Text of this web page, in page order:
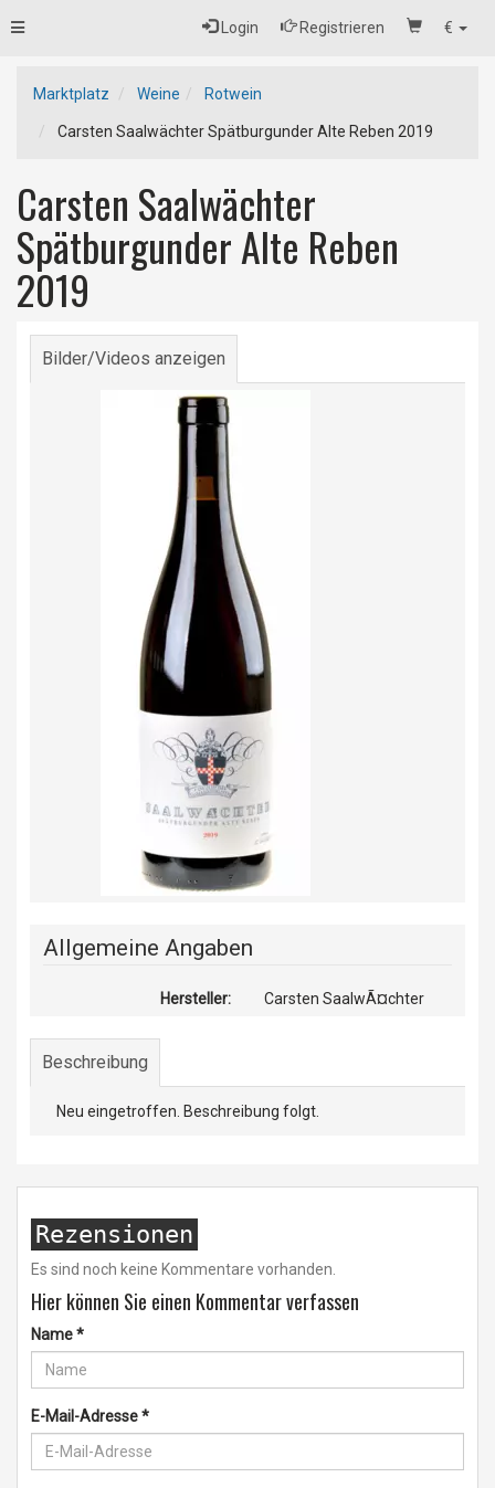
€
Login Registrieren
Toggle
Marktplatz Weine Rotwein
Carsten Saalwächter Spätburgunder Alte Reben 2019
Carsten Saalwächter
Spätburgunder Alte Reben
2019
Bilder/Videos anzeigen
Allgemeine Angaben
Hersteller: Carsten SaalwÃ¤chter
Beschreibung
Neu eingetroffen. Beschreibung folgt.
Rezensionen
Es sind noch keine Kommentare vorhanden.
Hier können Sie einen Kommentar verfassen
Name*
E-Mail-Adresse*